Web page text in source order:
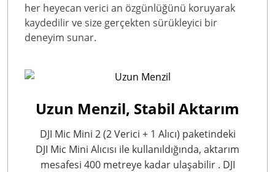
her heyecan verici an özgünlüğünü koruyarak
kaydedilir ve size gerçekten sürükleyici bir
deneyim sunar.
Uzun Menzil, Stabil Aktarım
DJI Mic Mini 2 (2 Verici + 1 Alıcı) paketindeki
DJI Mic Mini Alıcısı ile kullanıldığında, aktarım
mesafesi 400 metreye kadar ulaşabilir . DJI